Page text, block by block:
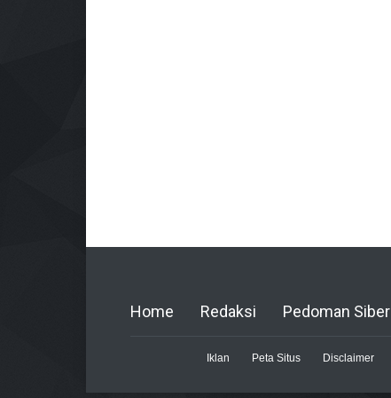
Home Redaksi Pedoman Siber
Iklan Peta Situs Disclaimer